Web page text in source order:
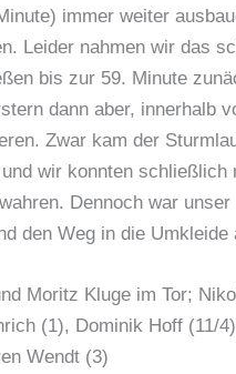
immer weiter
Leider nahmen wir das
bis zur 59. Minute
dann aber, innerhalb
Zwar kam der
wir konnten
Dennoch war
den Weg in die Umkleide
Moritz Kluge im Tor;
(1), Dominik Hoff (11/
Wendt (3)